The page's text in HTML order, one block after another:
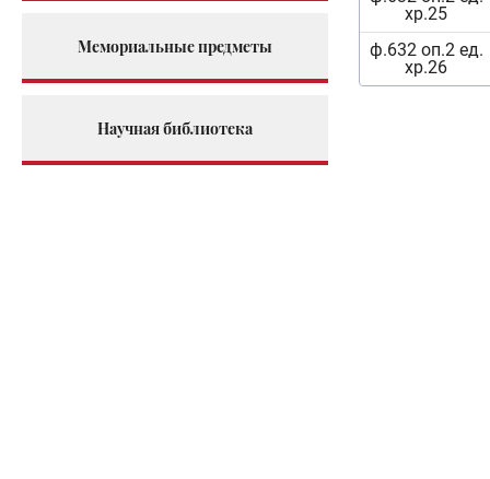
Мемориальные предметы
Научная библиотека
хр.25
ф.632 оп.2 ед.
хр.26